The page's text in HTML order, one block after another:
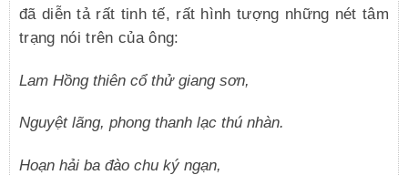
đã diễn tả rất tinh tế, rất hình tượng những nét tâm
trạng nói trên của ông:
Lam Hồng thiên cổ thử giang sơn,
Nguyệt lãng, phong thanh lạc thú nhàn.
Hoạn hải ba đào chu ký ngạn,